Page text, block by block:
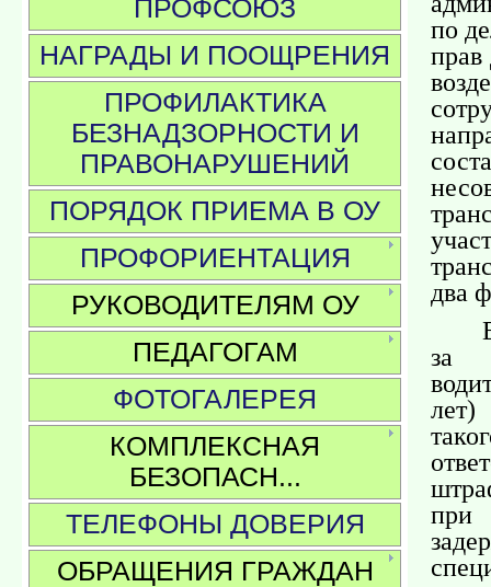
ПРОФСОЮЗ
НАГРАДЫ И ПООЩРЕНИЯ
ПРОФИЛАКТИКА
БЕЗНАДЗОРНОСТИ И
ПРАВОНАРУШЕНИЙ
ПОРЯДОК ПРИЕМА В ОУ
ПРОФОРИЕНТАЦИЯ
РУКОВОДИТЕЛЯМ ОУ
ПЕДАГОГАМ
ФОТОГАЛЕРЕЯ
КОМПЛЕКСНАЯ
БЕЗОПАСН...
ТЕЛЕФОНЫ ДОВЕРИЯ
ОБРАЩЕНИЯ ГРАЖДАН
по
прав
два
за
лет)
при